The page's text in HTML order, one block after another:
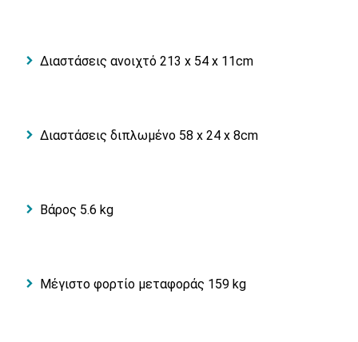
Διαστάσεις ανοιχτό 213 x 54 x 11cm
Διαστάσεις διπλωμένο 58 x 24 x 8cm
Βάρος 5.6 kg
Μέγιστο φορτίο μεταφοράς 159 kg